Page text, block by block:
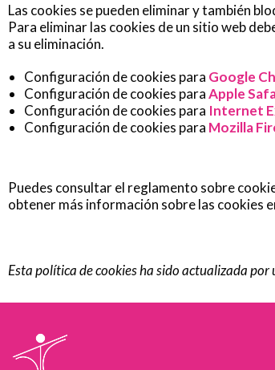
Las cookies se pueden eliminar y también
Para eliminar las cookies de un sitio web
a su eliminación.
Configuración de cookies para Google
Configuración de cookies paraApple
Configuración de cookies para Internet
Configuración de cookies para Mozilla
Puedes consultar el reglamento sobre
obtener más información sobre las cookies
Esta política de cookies ha sido actualizada